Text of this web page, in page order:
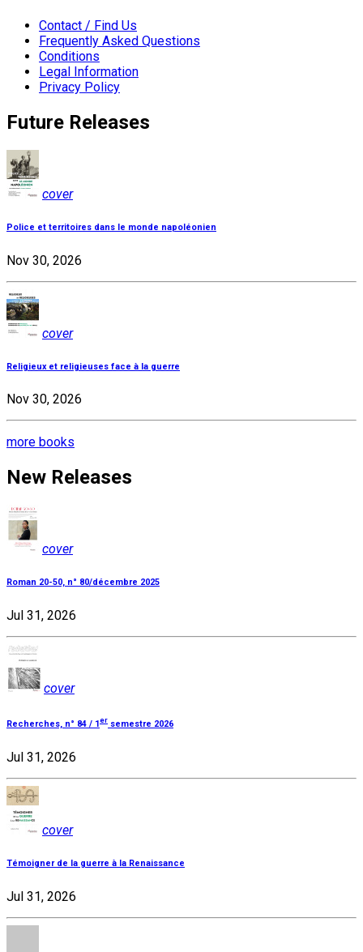
Contact / Find Us
Frequently Asked Questions
Conditions
Legal Information
Privacy Policy
Future Releases
cover
Police et territoires dans le monde napoléonien
Nov 30, 2026
cover
Religieux et religieuses face à la guerre
Nov 30, 2026
more books
New Releases
cover
Roman 20-50, n° 80/décembre 2025
Jul 31, 2026
cover
Recherches, n° 84 / 1er semestre 2026
Jul 31, 2026
cover
Témoigner de la guerre à la Renaissance
Jul 31, 2026